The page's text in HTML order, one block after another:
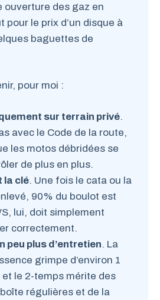
ouverture des gaz en
pour le prix d’un disque à
baguettes de
pour moi :
sur terrain privé.
avec le Code de la route,
les motos débridées se
de plus en plus.
la clé. Une fois le cata ou la
90% du boulot est
lui, doit simplement
correctement.
peu plus d’entretien. La
grimpe d’environ 1
et le 2-temps mérite des
régulières et de la